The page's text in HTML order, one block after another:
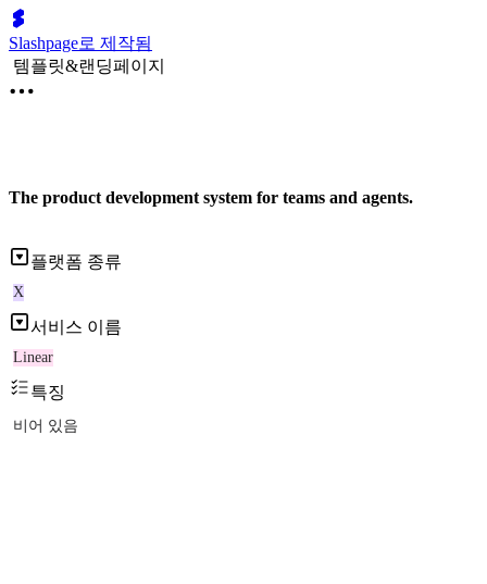
Slashpage로 제작됨
템플릿&랜딩페이지
The product development system for teams and agents.
플랫폼 종류
X
서비스 이름
Linear
특징
비어 있음